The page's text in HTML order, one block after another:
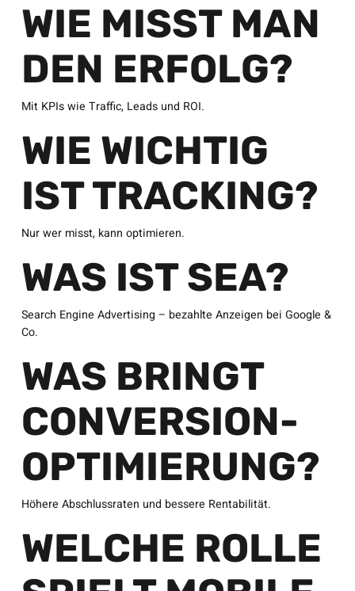
WIE MISST MAN
DEN ERFOLG?
Mit KPIs wie Traffic, Leads und ROI.
WIE WICHTIG
IST TRACKING?
Nur wer misst, kann optimieren.
WAS IST SEA?
Search Engine Advertising – bezahlte Anzeigen bei Google &
Co.
WAS BRINGT
CONVERSION-
OPTIMIERUNG?
Höhere Abschlussraten und bessere Rentabilität.
WELCHE ROLLE